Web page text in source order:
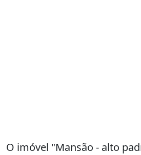
O imóvel "Mansão - alto